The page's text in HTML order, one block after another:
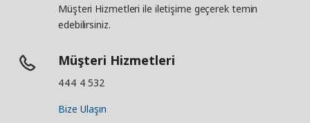
Müşteri Hizmetleri ile iletişime geçerek temin
edebilirsiniz.
Müşteri Hizmetleri
444 4 532
Bize Ulaşın